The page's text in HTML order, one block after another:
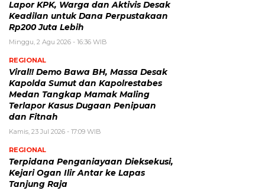
Lapor KPK, Warga dan Aktivis Desak
Keadilan untuk Dana Perpustakaan
Rp200 Juta Lebih
Minggu, 2 Agu 2026 - 16:36 WIB
REGIONAL
Viral!! Demo Bawa BH, Massa Desak
Kapolda Sumut dan Kapolrestabes
Medan Tangkap Mamak Maling
Terlapor Kasus Dugaan Penipuan
dan Fitnah
Kamis, 23 Jul 2026 - 17:09 WIB
REGIONAL
Terpidana Penganiayaan Dieksekusi,
Kejari Ogan Ilir Antar ke Lapas
Tanjung Raja